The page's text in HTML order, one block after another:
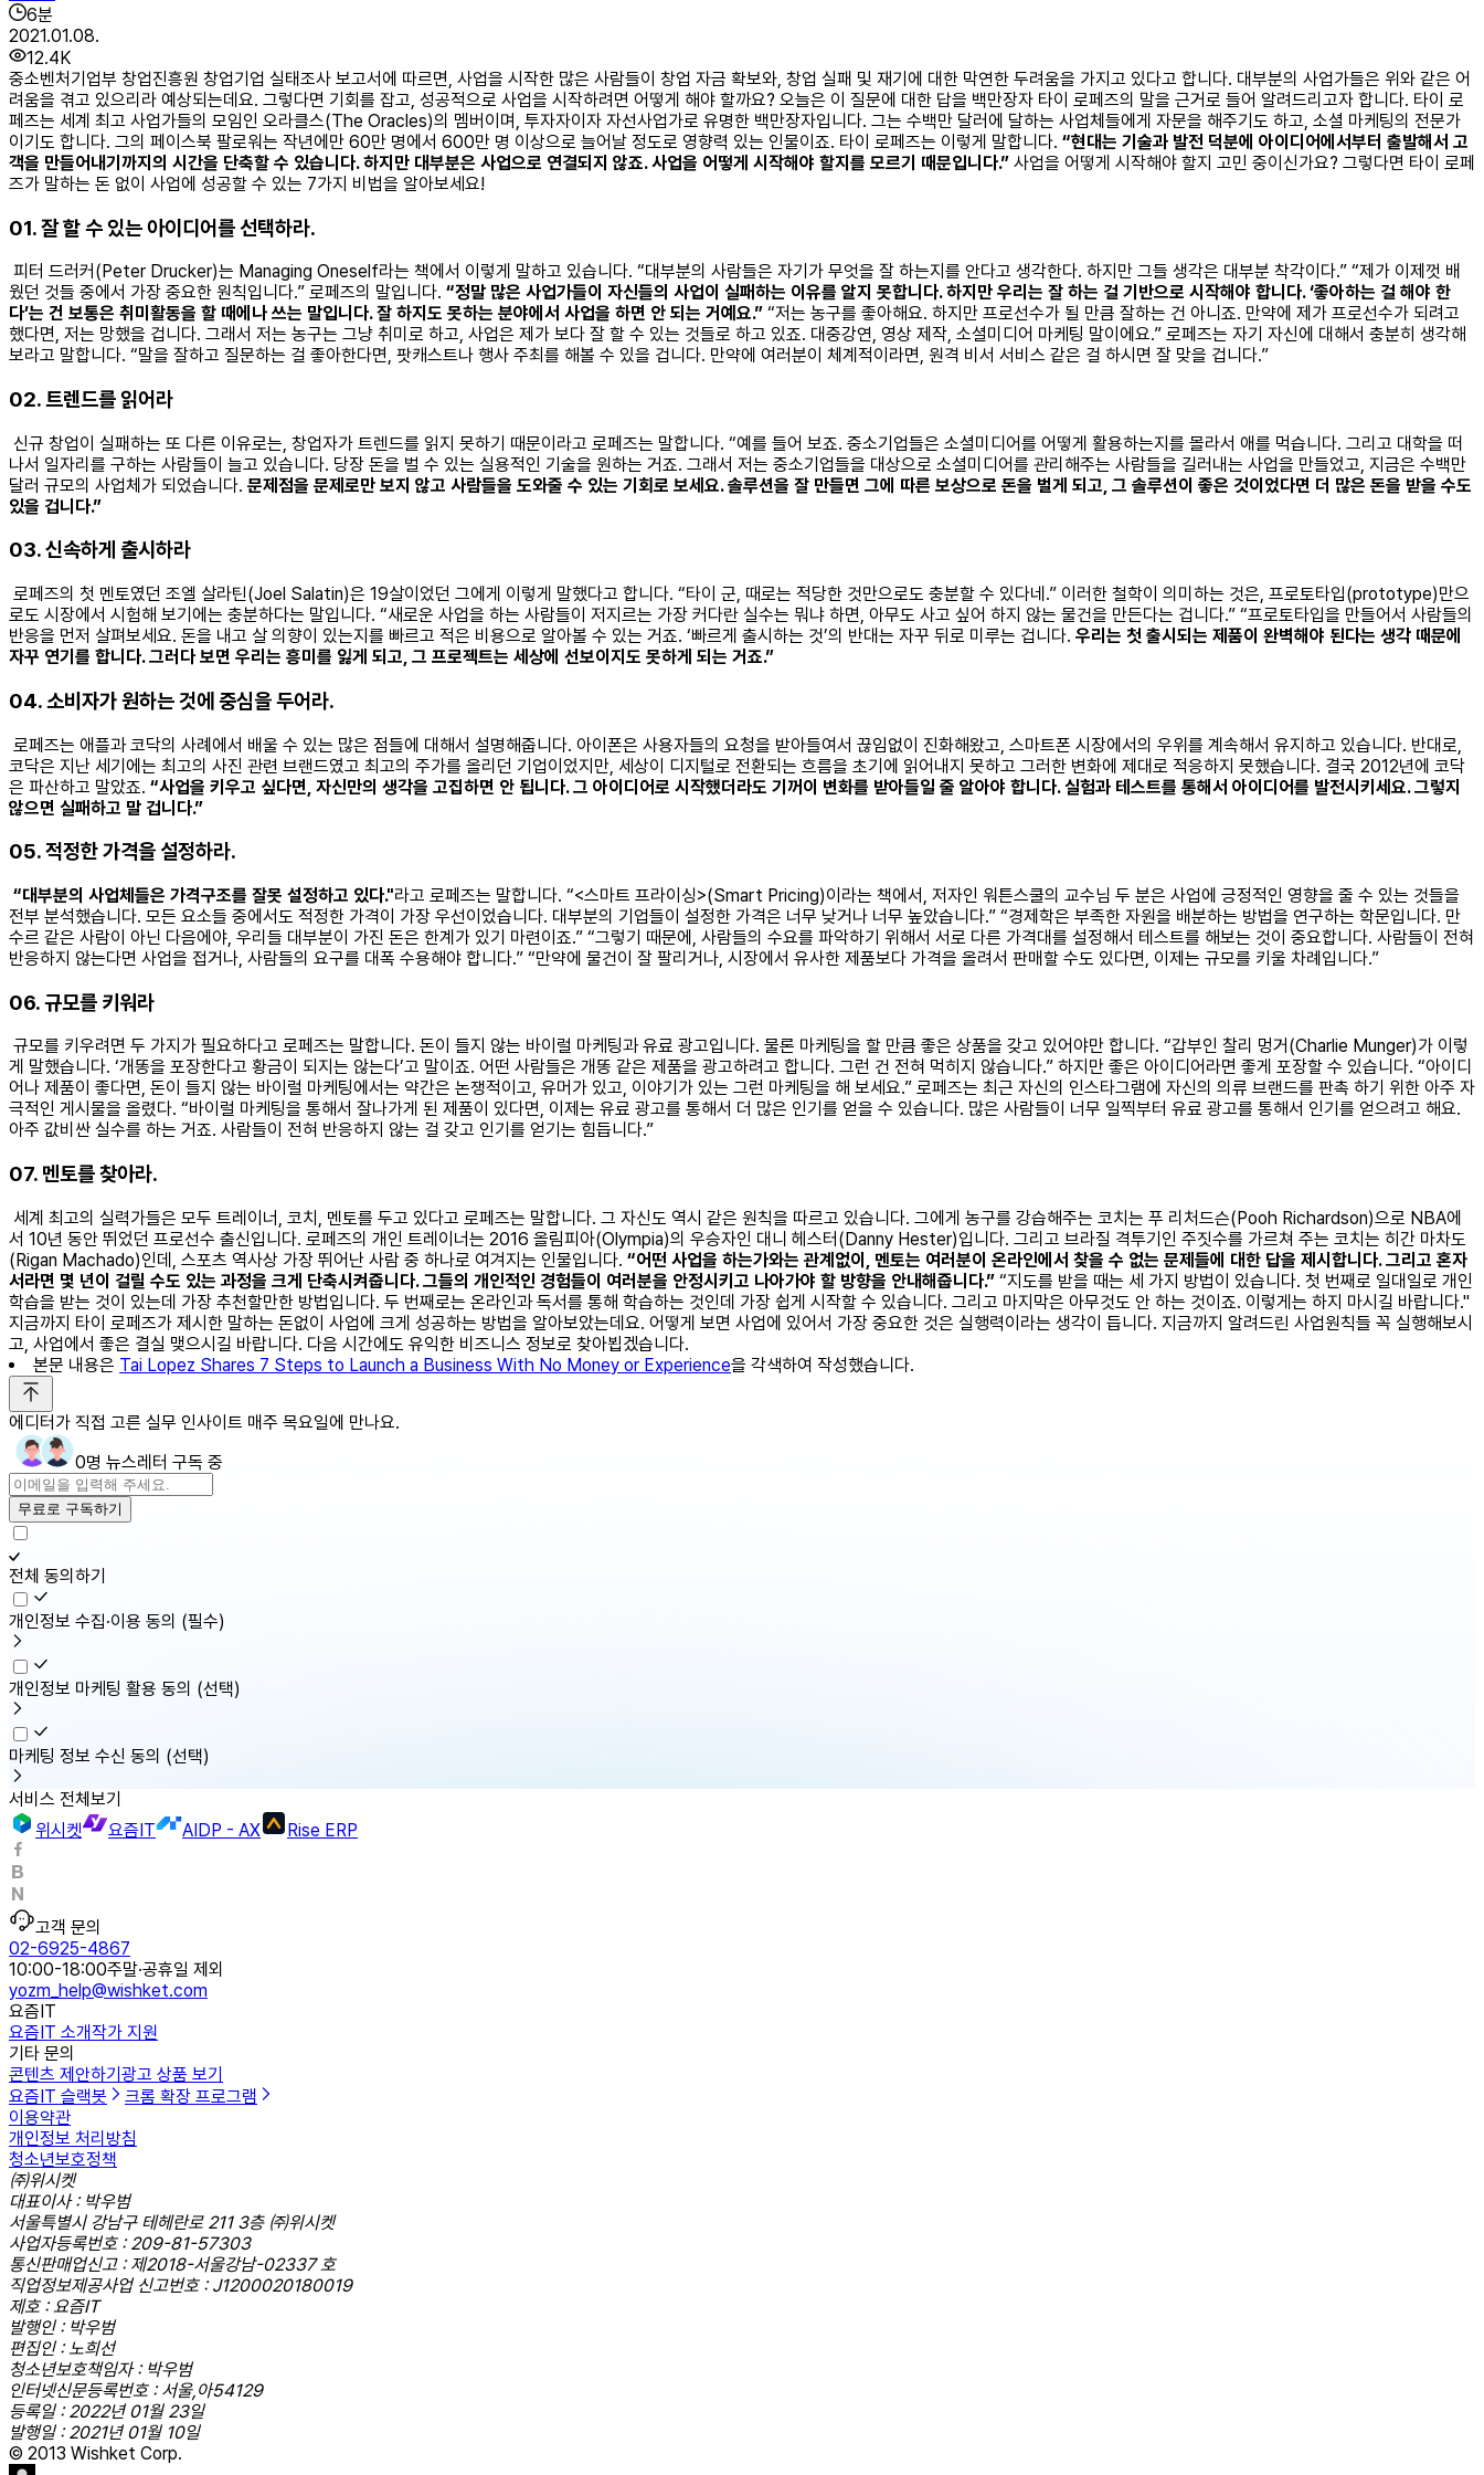
6분
2021.01.08.
12.4K
중소벤처기업부 창업진흥원 창업기업 실태조사 보고서에 따르면, 사업을 시작한 많은 사람들이 창업 자금 확보와, 창업 실패 및 재기에 대한 막연한 두려움을 가지고 있다고 합니다. 대부분의 사업가들은 위와 같은 어
려움을 겪고 있으리라 예상되는데요. 그렇다면 기회를 잡고, 성공적으로 사업을 시작하려면 어떻게 해야 할까요? 오늘은 이 질문에 대한 답을 백만장자 타이 로페즈의 말을 근거로 들어 알려드리고자 합니다. 타이 로
페즈는 세계 최고 사업가들의 모임인 오라클스(The Oracles)의 멤버이며, 투자자이자 자선사업가로 유명한 백만장자입니다. 그는 수백만 달러에 달하는 사업체들에게 자문을 해주기도 하고, 소셜 마케팅의 전문가
이기도 합니다. 그의 페이스북 팔로워는 작년에만 60만 명에서 600만 명 이상으로 늘어날 정도로 영향력 있는 인물이죠. 타이 로페즈는 이렇게 말합니다. “현대는 기술과 발전 덕분에 아이디어에서부터 출발해서 고
객을 만들어내기까지의 시간을 단축할 수 있습니다. 하지만 대부분은 사업으로 연결되지 않죠. 사업을 어떻게 시작해야 할지를 모르기 때문입니다.” 사업을 어떻게 시작해야 할지 고민 중이신가요? 그렇다면 타이 로페
즈가 말하는 돈 없이 사업에 성공할 수 있는 7가지 비법을 알아보세요!
01. 잘 할 수 있는 아이디어를 선택하라.
피터 드러커(Peter Drucker)는 Managing Oneself라는 책에서 이렇게 말하고 있습니다. “대부분의 사람들은 자기가 무엇을 잘 하는지를 안다고 생각한다. 하지만 그들 생각은 대부분 착각이다.” “제가 이제껏 배
웠던 것들 중에서 가장 중요한 원칙입니다.” 로페즈의 말입니다. “정말 많은 사업가들이 자신들의 사업이 실패하는 이유를 알지 못합니다. 하지만 우리는 잘 하는 걸 기반으로 시작해야 합니다. ‘좋아하는 걸 해야 한
다’는 건 보통은 취미활동을 할 때에나 쓰는 말입니다. 잘 하지도 못하는 분야에서 사업을 하면 안 되는 거예요.” “저는 농구를 좋아해요. 하지만 프로선수가 될 만큼 잘하는 건 아니죠. 만약에 제가 프로선수가 되려고
했다면, 저는 망했을 겁니다. 그래서 저는 농구는 그냥 취미로 하고, 사업은 제가 보다 잘 할 수 있는 것들로 하고 있죠. 대중강연, 영상 제작, 소셜미디어 마케팅 말이에요.” 로페즈는 자기 자신에 대해서 충분히 생각해
보라고 말합니다. “말을 잘하고 질문하는 걸 좋아한다면, 팟캐스트나 행사 주최를 해볼 수 있을 겁니다. 만약에 여러분이 체계적이라면, 원격 비서 서비스 같은 걸 하시면 잘 맞을 겁니다.”
02. 트렌드를 읽어라
신규 창업이 실패하는 또 다른 이유로는, 창업자가 트렌드를 읽지 못하기 때문이라고 로페즈는 말합니다. “예를 들어 보죠. 중소기업들은 소셜미디어를 어떻게 활용하는지를 몰라서 애를 먹습니다. 그리고 대학을 떠
나서 일자리를 구하는 사람들이 늘고 있습니다. 당장 돈을 벌 수 있는 실용적인 기술을 원하는 거죠. 그래서 저는 중소기업들을 대상으로 소셜미디어를 관리해주는 사람들을 길러내는 사업을 만들었고, 지금은 수백만
달러 규모의 사업체가 되었습니다. 문제점을 문제로만 보지 않고 사람들을 도와줄 수 있는 기회로 보세요. 솔루션을 잘 만들면 그에 따른 보상으로 돈을 벌게 되고, 그 솔루션이 좋은 것이었다면 더 많은 돈을 받을 수도
있을 겁니다.”
03. 신속하게 출시하라
로페즈의 첫 멘토였던 조엘 살라틴(Joel Salatin)은 19살이었던 그에게 이렇게 말했다고 합니다. “타이 군, 때로는 적당한 것만으로도 충분할 수 있다네.” 이러한 철학이 의미하는 것은, 프로토타입(prototype)만으
로도 시장에서 시험해 보기에는 충분하다는 말입니다. “새로운 사업을 하는 사람들이 저지르는 가장 커다란 실수는 뭐냐 하면, 아무도 사고 싶어 하지 않는 물건을 만든다는 겁니다.” “프로토타입을 만들어서 사람들의
반응을 먼저 살펴보세요. 돈을 내고 살 의향이 있는지를 빠르고 적은 비용으로 알아볼 수 있는 거죠. ‘빠르게 출시하는 것’의 반대는 자꾸 뒤로 미루는 겁니다. 우리는 첫 출시되는 제품이 완벽해야 된다는 생각 때문에
자꾸 연기를 합니다. 그러다 보면 우리는 흥미를 잃게 되고, 그 프로젝트는 세상에 선보이지도 못하게 되는 거죠.”
04. 소비자가 원하는 것에 중심을 두어라.
로페즈는 애플과 코닥의 사례에서 배울 수 있는 많은 점들에 대해서 설명해줍니다. 아이폰은 사용자들의 요청을 받아들여서 끊임없이 진화해왔고, 스마트폰 시장에서의 우위를 계속해서 유지하고 있습니다. 반대로,
코닥은 지난 세기에는 최고의 사진 관련 브랜드였고 최고의 주가를 올리던 기업이었지만, 세상이 디지털로 전환되는 흐름을 초기에 읽어내지 못하고 그러한 변화에 제대로 적응하지 못했습니다. 결국 2012년에 코닥
은 파산하고 말았죠. “사업을 키우고 싶다면, 자신만의 생각을 고집하면 안 됩니다. 그 아이디어로 시작했더라도 기꺼이 변화를 받아들일 줄 알아야 합니다. 실험과 테스트를 통해서 아이디어를 발전시키세요. 그렇지
않으면 실패하고 말 겁니다.”
05. 적정한 가격을 설정하라.
“대부분의 사업체들은 가격구조를 잘못 설정하고 있다."라고 로페즈는 말합니다. “<스마트 프라이싱>(Smart Pricing)이라는 책에서, 저자인 워튼스쿨의 교수님 두 분은 사업에 긍정적인 영향을 줄 수 있는 것들을
전부 분석했습니다. 모든 요소들 중에서도 적정한 가격이 가장 우선이었습니다. 대부분의 기업들이 설정한 가격은 너무 낮거나 너무 높았습니다.” “경제학은 부족한 자원을 배분하는 방법을 연구하는 학문입니다. 만
수르 같은 사람이 아닌 다음에야, 우리들 대부분이 가진 돈은 한계가 있기 마련이죠.” “그렇기 때문에, 사람들의 수요를 파악하기 위해서 서로 다른 가격대를 설정해서 테스트를 해보는 것이 중요합니다. 사람들이 전혀
반응하지 않는다면 사업을 접거나, 사람들의 요구를 대폭 수용해야 합니다.” “만약에 물건이 잘 팔리거나, 시장에서 유사한 제품보다 가격을 올려서 판매할 수도 있다면, 이제는 규모를 키울 차례입니다.”
06. 규모를 키워라
규모를 키우려면 두 가지가 필요하다고 로페즈는 말합니다. 돈이 들지 않는 바이럴 마케팅과 유료 광고입니다. 물론 마케팅을 할 만큼 좋은 상품을 갖고 있어야만 합니다. “갑부인 찰리 멍거(Charlie Munger)가 이렇
게 말했습니다. ‘개똥을 포장한다고 황금이 되지는 않는다’고 말이죠. 어떤 사람들은 개똥 같은 제품을 광고하려고 합니다. 그런 건 전혀 먹히지 않습니다.” 하지만 좋은 아이디어라면 좋게 포장할 수 있습니다. “아이디
어나 제품이 좋다면, 돈이 들지 않는 바이럴 마케팅에서는 약간은 논쟁적이고, 유머가 있고, 이야기가 있는 그런 마케팅을 해 보세요.” 로페즈는 최근 자신의 인스타그램에 자신의 의류 브랜드를 판촉 하기 위한 아주 자
극적인 게시물을 올렸다. “바이럴 마케팅을 통해서 잘나가게 된 제품이 있다면, 이제는 유료 광고를 통해서 더 많은 인기를 얻을 수 있습니다. 많은 사람들이 너무 일찍부터 유료 광고를 통해서 인기를 얻으려고 해요.
아주 값비싼 실수를 하는 거죠. 사람들이 전혀 반응하지 않는 걸 갖고 인기를 얻기는 힘듭니다.”
07. 멘토를 찾아라.
세계 최고의 실력가들은 모두 트레이너, 코치, 멘토를 두고 있다고 로페즈는 말합니다. 그 자신도 역시 같은 원칙을 따르고 있습니다. 그에게 농구를 강습해주는 코치는 푸 리처드슨(Pooh Richardson)으로 NBA에
서 10년 동안 뛰었던 프로선수 출신입니다. 로페즈의 개인 트레이너는 2016 올림피아(Olympia)의 우승자인 대니 헤스터(Danny Hester)입니다. 그리고 브라질 격투기인 주짓수를 가르쳐 주는 코치는 히간 마차도
(Rigan Machado)인데, 스포츠 역사상 가장 뛰어난 사람 중 하나로 여겨지는 인물입니다. “어떤 사업을 하는가와는 관계없이, 멘토는 여러분이 온라인에서 찾을 수 없는 문제들에 대한 답을 제시합니다. 그리고 혼자
서라면 몇 년이 걸릴 수도 있는 과정을 크게 단축시켜줍니다. 그들의 개인적인 경험들이 여러분을 안정시키고 나아가야 할 방향을 안내해줍니다.” “지도를 받을 때는 세 가지 방법이 있습니다. 첫 번째로 일대일로 개인
학습을 받는 것이 있는데 가장 추천할만한 방법입니다. 두 번째로는 온라인과 독서를 통해 학습하는 것인데 가장 쉽게 시작할 수 있습니다. 그리고 마지막은 아무것도 안 하는 것이죠. 이렇게는 하지 마시길 바랍니다."
지금까지 타이 로페즈가 제시한 말하는 돈없이 사업에 크게 성공하는 방법을 알아보았는데요. 어떻게 보면 사업에 있어서 가장 중요한 것은 실행력이라는 생각이 듭니다. 지금까지 알려드린 사업원칙들 꼭 실행해보시
고, 사업에서 좋은 결실 맺으시길 바랍니다. 다음 시간에도 유익한 비즈니스 정보로 찾아뵙겠습니다.
본문 내용은 Tai Lopez Shares 7 Steps to Launch a Business With No Money or Experience을 각색하여 작성했습니다.
에디터가 직접 고른 실무 인사이트 매주 목요일에 만나요.
0명 뉴스레터 구독 중
무료로 구독하기
전체 동의하기
개인정보 수집·이용 동의 (필수)
개인정보 마케팅 활용 동의 (선택)
마케팅 정보 수신 동의 (선택)
서비스 전체보기
위시켓
요즘IT AIDP - AX Rise ERP
고객 문의
02-6925-4867
10:00-18:00주말·공휴일 제외
yozm_help@wishket.com
요즘IT
요즘IT 소개작가 지원
기타 문의
콘텐츠 제안하기광고 상품 보기
요즘IT 슬랙봇
크롬 확장 프로그램
이용약관
개인정보 처리방침
청소년보호정책
㈜위시켓
대표이사 : 박우범
서울특별시 강남구 테헤란로 211 3층 ㈜위시켓
사업자등록번호 : 209-81-57303
통신판매업신고 : 제2018-서울강남-02337 호
직업정보제공사업 신고번호 : J1200020180019
제호 : 요즘IT
발행인 : 박우범
편집인 : 노희선
청소년보호책임자 : 박우범
인터넷신문등록번호 : 서울,아54129
등록일 : 2022년 01월 23일
발행일 : 2021년 01월 10일
© 2013 Wishket Corp.